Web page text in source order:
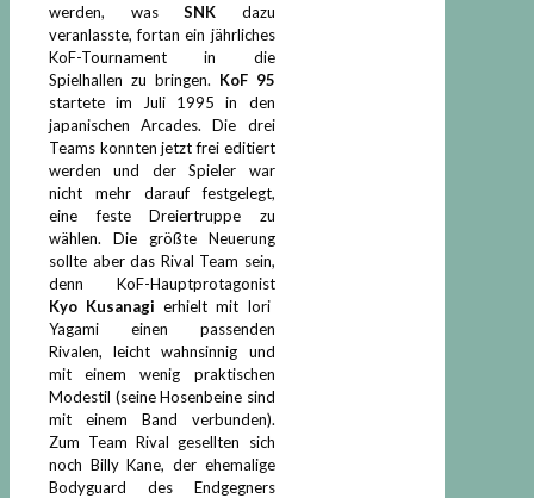
werden, wasSNK dazu
veranlasste, fortan ein jährliches
KoF-Tournament in die
Spielhallen zu bringen. KoF 95
startete im Juli 1995 in den
japanischen Arcades. Die drei
Teams konnten jetzt frei editiert
werden und der Spieler war
nicht mehr darauf festgelegt,
eine feste Dreiertruppe zu
wählen. Die größte Neuerung
sollte aber das Rival Team sein,
denn KoF-Hauptprotagonist
Kyo Kusanagi erhielt mit Iori
Yagami einen passenden
Rivalen, leicht wahnsinnig und
mit einem wenig praktischen
Modestil (seine Hosenbeine sind
mit einem Band verbunden).
Zum Team Rival gesellten sich
noch Billy Kane, der ehemalige
Bodyguard des Endgegners